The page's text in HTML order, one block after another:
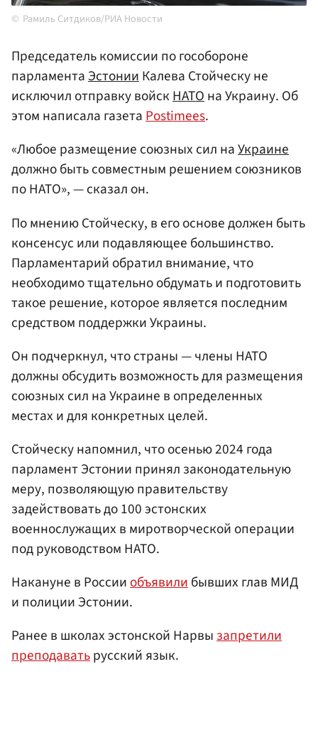
Рамиль Ситдиков/РИА Новости
Председатель комиссии по гособороне
парламентаЭстонииКалева Стойческу не
исключил отправку войскНАТОна Украину. Об
этом написала газетаPostimees.
«Любое размещение союзных сил наУкраине
должно быть совместным решением союзников
по НАТО», — сказал он.
По мнению Стойческу, в его основе должен быть
консенсус или подавляющее большинство.
Парламентарий обратил внимание, что
необходимо тщательно обдумать и подготовить
такое решение, которое является последним
средством поддержки Украины.
Он подчеркнул, что страны — члены НАТО
должны обсудить возможность для размещения
союзных сил на Украине в определенных
местах и для конкретных целей.
Стойческу напомнил, что осенью 2024 года
парламент Эстонии принял законодательную
меру, позволяющую правительству
задействовать до 100 эстонских
военнослужащих в миротворческой операции
под руководством НАТО.
Накануне в Россииобъявилибывших глав МИД
и полиции Эстонии.
Ранее в школах эстонской Нарвызапретили
преподаватьрусский язык.